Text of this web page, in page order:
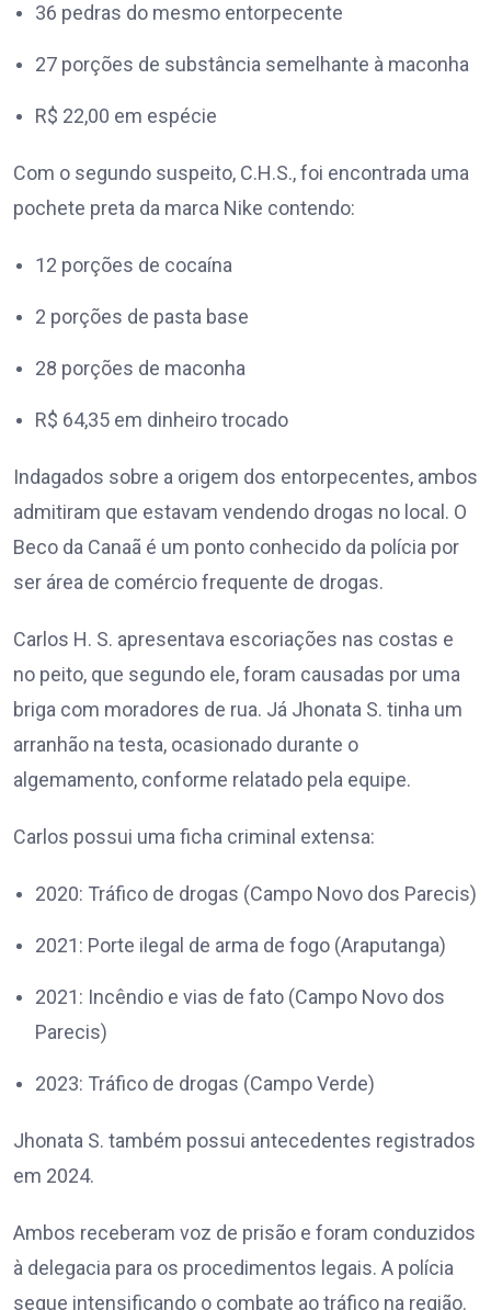
36 pedras do mesmo entorpecente
27 porções de substância semelhante à maconha
R$ 22,00 em espécie
Com o segundo suspeito, C.H.S., foi encontrada uma
pochete preta da marca Nike contendo:
12 porções de cocaína
2 porções de pasta base
28 porções de maconha
R$ 64,35 em dinheiro trocado
Indagados sobre a origem dos entorpecentes, ambos
admitiram que estavam vendendo drogas no local. O
Beco da Canaã é um ponto conhecido da polícia por
ser área de comércio frequente de drogas.
Carlos H. S. apresentava escoriações nas costas e
no peito, que segundo ele, foram causadas por uma
briga com moradores de rua. Já Jhonata S. tinha um
arranhão na testa, ocasionado durante o
algemamento, conforme relatado pela equipe.
Carlos possui uma ficha criminal extensa:
2020: Tráfico de drogas (Campo Novo dos Parecis)
2021: Porte ilegal de arma de fogo (Araputanga)
2021: Incêndio e vias de fato (Campo Novo dos
Parecis)
2023: Tráfico de drogas (Campo Verde)
Jhonata S. também possui antecedentes registrados
em 2024.
Ambos receberam voz de prisão e foram conduzidos
à delegacia para os procedimentos legais. A polícia
segue intensificando o combate ao tráfico na região.